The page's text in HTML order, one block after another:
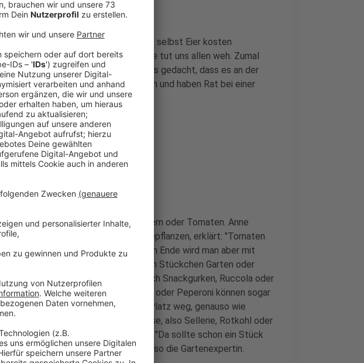
plus 20 Prozent bei der Butter, selbst Eier kosten
Der Anstieg der Lebensmittelpreise tut uns allen weh. Zumal
(müssen). Daher haben wir uns gedacht, dass es an der
von Gemüse oder Obst zu sprechen und haben Rat bei einer
Anne Niemann
geht, ist der Anbau von Salatblättern oder Tomaten. Anne
und spezialisiert auf Gemüsepflanzen, erklärt: "Tomaten
werden als der bloße Salat. Am Ende wird man aber mit
Was man benötigt: entweder ein Stückchen Garten oder
Tomaten und Salaten können auch Snackgurken, Ruccola oder
werden. "Süd-Gemüse wie Paprika oder Peperoni können sogar
werden. Die nehmen nicht so viel Platz weg, genauso wie
Für das klassische Grobgemüse, also Sellerie, Rotkohl oder
oder die Fensterbank leider nicht. "Da sollte schon ein Stück
man es in Ruhe anpflanzen kann", so die Gartenexpertin.